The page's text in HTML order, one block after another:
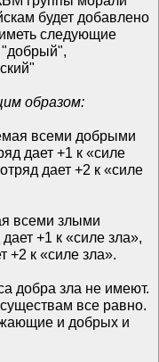
будет добавлено
следующие
образом:
всеми добрыми
дает +1 к «силе
дает +2 к «силе
всеми злыми
+1 к «силе зла»,
+2 к «силе зла».
добра зла не имеют.
все равно.
и добрых и